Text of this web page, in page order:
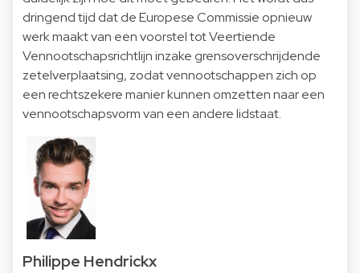
dringend tijd dat de Europese Commissie opnieuw
werk maakt van een voorstel tot Veertiende
Vennootschapsrichtlijn inzake grensoverschrijdende
zetelverplaatsing, zodat vennootschappen zich op
een rechtszekere manier kunnen omzetten naar een
vennootschapsvorm van een andere lidstaat.
Philippe Hendrickx